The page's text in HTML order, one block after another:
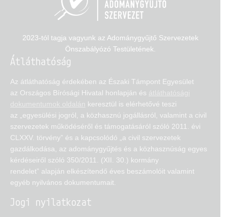
2023-tól tagja vagyunk az Adománygyűjtő Szervezetek
Önszabályózó Testületének.
Átláthatóság
Az átláthatóság érdekében az Északi Támpont Egyesület
az Országos Bírósági Hivatal honlapján és átláthatósági
dokumentumok oldalán keresztül is elérhetővé teszi
az „egyesülési jogról, a közhasznú jogállásról, valamint a civil
szervezetek működéséről és támogatásáról szóló 2011. évi
CLXXV. törvény” és a kapcsolódó „a civil szervezetek
gazdálkodása, az adománygyűjtés és a közhasznúság egyes
kérdéseiről szóló 350/2011. (XII. 30.) kormány
rendelet” alapján elkészítendő éves beszámolóit valamint
egyéb nyilvános dokumentumait.
Jogi nyilatkozat